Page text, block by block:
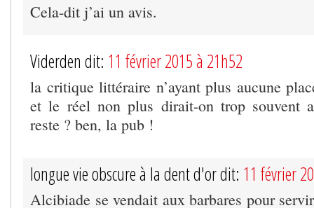
Cela-dit j’ai un avis.
Viderden dit: 11 février 2015 à 21h52
la critique littéraire n’ayant plus aucune
et le réel non plus dirait-on trop souvent
reste ? ben, la pub !
longue vie obscure à la dent d'or dit: 11 février
Alcibiade se vendait aux barbares pour